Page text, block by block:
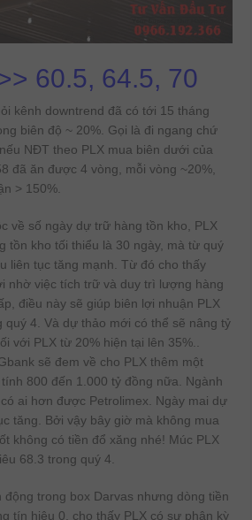
60.5, 64.5, 70
kênh downtrend đã có tới 15 tháng
biên độ ~ 20%. Gọi là đi ngang chứ
NĐT theo PLX mua biên dưới của
đã ăn được 4 vòng, mỗi vòng ~20%,
> 150%.
về số ngày dự trữ hàng tồn kho, PLX
tồn kho tối thiểu là 30 ngày, mà từ quý
liên tục tăng mạnh. Từ đó cho thấy
nhờ việc tích trữ và duy trì lượng hàng
điều này sẽ giúp biên lợi nhuận PLX
quý 4. Và dự thảo mới có thể sẽ nâng tỷ
với PLX từ 20% hiện tại lên 35%..
sẽ đem về cho PLX thêm một
800 đến 1.000 tỷ đồng nữa. Ngành
ai hơn được Petrolimex. Ngày mai dự
tăng. Bởi vậy bây giờ mà không mua
không có tiền đổ xăng nhé! Múc PLX
68.3 trong quý 4.
động trong box Darvas nhưng dòng tiền
tín hiệu 0, cho thấy PLX có sự phân kỳ